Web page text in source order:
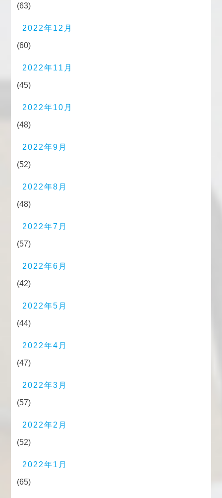
(63)
2022年12月
(60)
2022年11月
(45)
2022年10月
(48)
2022年9月
(52)
2022年8月
(48)
2022年7月
(57)
2022年6月
(42)
2022年5月
(44)
2022年4月
(47)
2022年3月
(57)
2022年2月
(52)
2022年1月
(65)